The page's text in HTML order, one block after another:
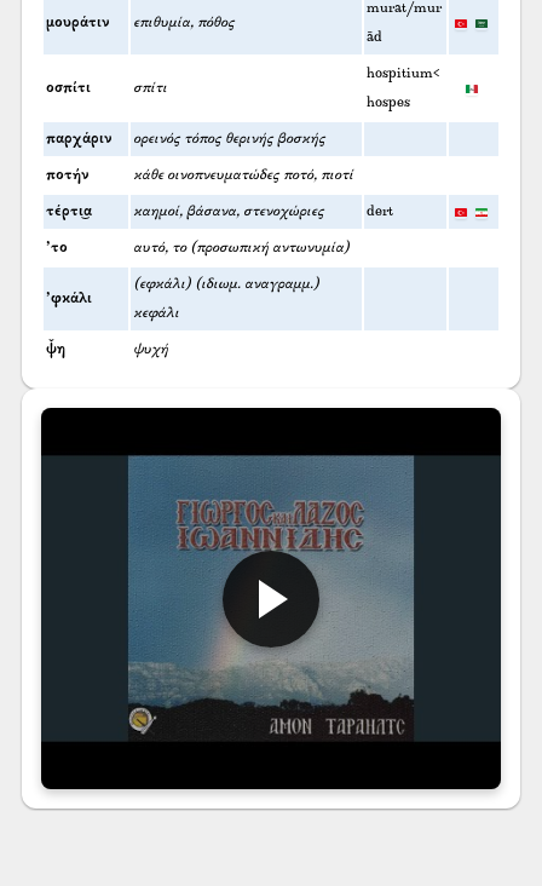
μουράτιν επιθυμία, πόθος
murat/mur
ād
οσπίτι σπίτι
hospitium<
hospes
παρχάριν ορεινός τόπος θερινής βοσκής
ποτήν κάθε οινοπνευματώδες ποτό, πιοτί
τέρτι͜α καημοί, βάσανα, στενοχώριες dert
’το αυτό, το (προσωπική αντωνυμία)
’φκάλι
(εφκάλι) (ιδιωμ. αναγραμμ.)
κεφάλι
ψ̌η ψυχή